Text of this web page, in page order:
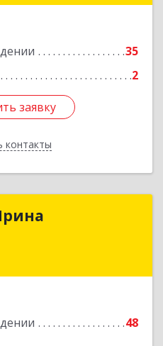
35
2
заявку
контакты
заявку
48
Ирина
Подробнее